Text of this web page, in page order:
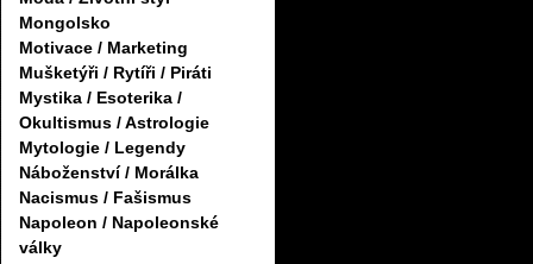
Mongolsko
Motivace / Marketing
Mušketýři / Rytíři / Piráti
Mystika / Esoterika /
Okultismus / Astrologie
Mytologie / Legendy
Náboženství / Morálka
Nacismus / Fašismus
Napoleon / Napoleonské
války